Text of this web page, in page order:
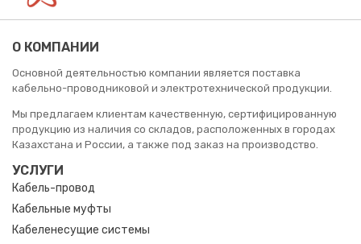
О КОМПАНИИ
Основной деятельностью компании является поставка
кабельно-проводниковой и электротехнической продукции.
Мы предлагаем клиентам качественную, сертифицированную
продукцию из наличия со складов, расположенных в городах
Казахстана и России, а также под заказ на производство.
УСЛУГИ
Кабель-провод
Кабельные муфты
Кабеленесущие системы